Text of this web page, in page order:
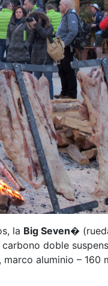
la Big Seven�
doble
marco aluminio –